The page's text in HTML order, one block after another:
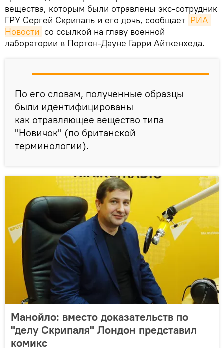
вещества, которым были отравлены экс-сотрудник
ГРУ Сергей Скрипаль и его дочь, сообщает РИА
Новости со ссылкой на главу военной
лаборатории в Портон-Дауне Гарри Айткенхеда.
По его словам, полученные образцы
были идентифицированы
как отравляющее вещество типа
"Новичок" (по британской
терминологии).
Манойло: вместо доказательств по
"делу Скрипаля" Лондон представил
комикс